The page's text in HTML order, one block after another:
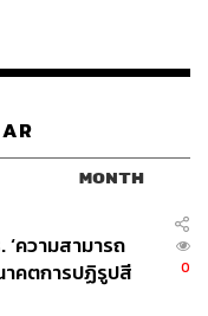
MONTH
ความสามารถ
าคตการปฏิรูปสี
0